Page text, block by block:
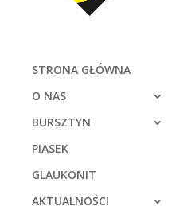
STRONA GŁÓWNA
O NAS
BURSZTYN
PIASEK
GLAUKONIT
AKTUALNOŚCI